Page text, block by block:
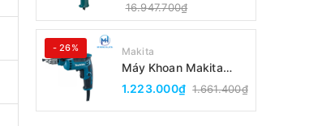
16.947.700₫
- 26% Makita
Máy Khoan Makita
DP2010(6.5MM)
1.223.000₫ 1.661.400₫